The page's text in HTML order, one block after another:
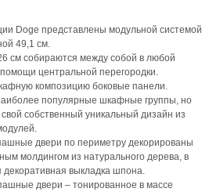
Doge представлены модульной системой
49,1 см.
см собираются между собой в любой
центральной перегородки.
композицию боковые панели.
популярные шкафные группы, но
собственный уникальный дизайн из
двери по периметру декорированы
молдингом из натурального дерева, в
выкладка шпона.
двери – тонированное в массе